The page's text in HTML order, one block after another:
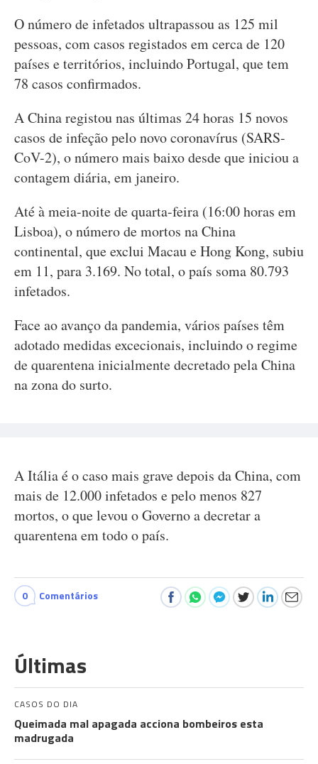
O número de infetados ultrapassou as 125 mil
pessoas, com casos registados em cerca de 120
países e territórios, incluindo Portugal, que tem
78 casos confirmados.
A China registou nas últimas 24 horas 15 novos
casos de infeção pelo novo coronavírus (SARS-
CoV-2), o número mais baixo desde que iniciou a
contagem diária, em janeiro.
Até à meia-noite de quarta-feira (16:00 horas em
Lisboa), o número de mortos na China
continental, que exclui Macau e Hong Kong, subiu
em 11, para 3.169. No total, o país soma 80.793
infetados.
Face ao avanço da pandemia, vários países têm
adotado medidas excecionais, incluindo o regime
de quarentena inicialmente decretado pela China
na zona do surto.
A Itália é o caso mais grave depois da China, com
mais de 12.000 infetados e pelo menos 827
mortos, o que levou o Governo a decretar a
quarentena em todo o país.
0 Comentários
Últimas
CASOS DO DIA
Queimada mal apagada acciona bombeiros esta
madrugada